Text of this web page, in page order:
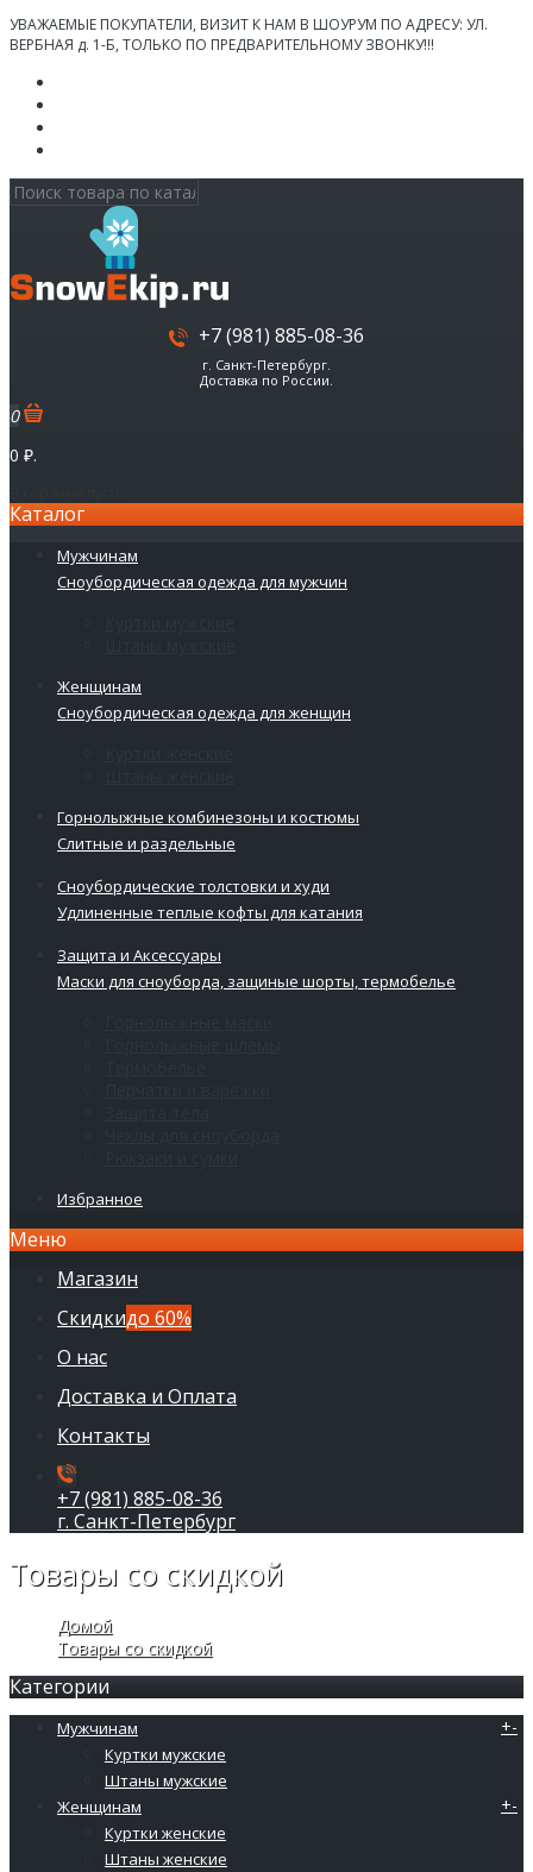
УВАЖАЕМЫЕ ПОКУПАТЕЛИ, ВИЗИТ К НАМ В ШОУРУМ ПО АДРЕСУ: УЛ.
ВЕРБНАЯ д. 1-Б, ТОЛЬКО ПО ПРЕДВАРИТЕЛЬНОМУ ЗВОНКУ!!!
+7 (981) 885-08-36
г. Санкт-Петербург.
Доставка по России.
0
0 ₽.
Каталог
Мужчинам
Сноубордическая одежда для мужчин
Женщинам
Сноубордическая одежда для женщин
Горнолыжные комбинезоны и костюмы
Слитные и раздельные
Сноубордические толстовки и худи
Удлиненные теплые кофты для катания
Защита и Аксессуары
Маски для сноуборда, защиные шорты, термобелье
Избранное
Меню
Магазин
Скидкидо 60%
О нас
Доставка и Оплата
Контакты
+7 (981) 885-08-36
г. Санкт-Петербург
Товары со скидкой
Домой
Товары со скидкой
Категории
Мужчинам +-
Куртки мужские
Штаны мужские
Женщинам
+-
Куртки женские
Штаны женские